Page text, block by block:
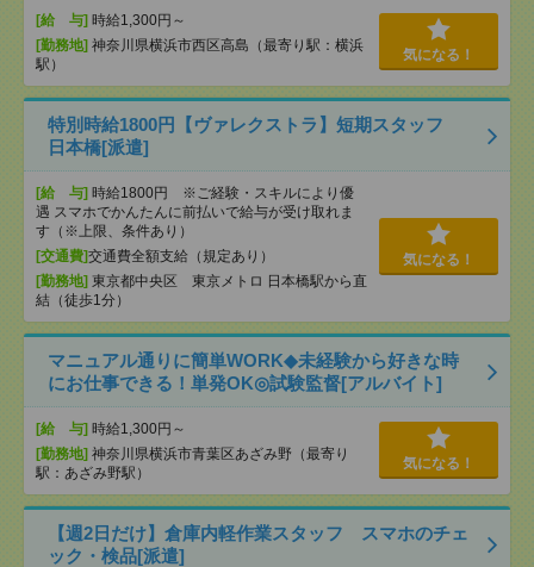
[給 与] 時給1,300円～
[勤務地] 神奈川県横浜市西区高島（最寄り駅：横浜
駅）
気になる！
特別時給1800円【ヴァレクストラ】短期スタッフ
日本橋[派遣]
[給 与] 時給1800円 ※ご経験・スキルにより優
遇 スマホでかんたんに前払いで給与が受け取れま
す（※上限、条件あり）
[交通費]交通費全額支給（規定あり）
[勤務地] 東京都中央区 東京メトロ 日本橋駅から直
結（徒歩1分）
気になる！
マニュアル通りに簡単WORK◆未経験から好きな時
にお仕事できる！単発OK◎試験監督[アルバイト]
[給 与] 時給1,300円～
[勤務地] 神奈川県横浜市青葉区あざみ野（最寄り
駅：あざみ野駅）
気になる！
【週2日だけ】倉庫内軽作業スタッフ スマホのチェ
ック・検品[派遣]